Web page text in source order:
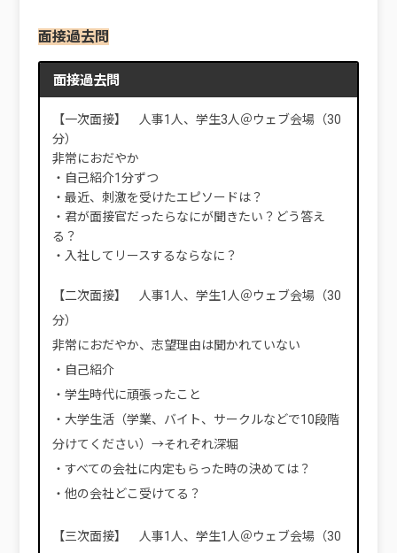
面接過去問
面接過去問
【一次面接】 人事1人、学生3人＠ウェブ会場（30
分）
非常におだやか
・自己紹介1分ずつ
・最近、刺激を受けたエピソードは？
・君が面接官だったらなにが聞きたい？どう答え
る？
・入社してリースするならなに？
【二次面接】 人事1人、学生1人＠ウェブ会場（30
分）
非常におだやか、志望理由は聞かれていない
・自己紹介
・学生時代に頑張ったこと
・大学生活（学業、バイト、サークルなどで10段階
分けてください）→それぞれ深堀
・すべての会社に内定もらった時の決めては？
・他の会社どこ受けてる？
【三次面接】 人事1人、学生1人＠ウェブ会場（30